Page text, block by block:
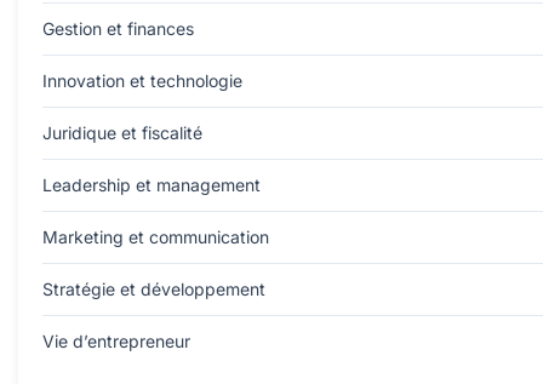
Gestion et finances
Innovation et technologie
Juridique et fiscalité
Leadership et management
Marketing et communication
Stratégie et développement
Vie d’entrepreneur